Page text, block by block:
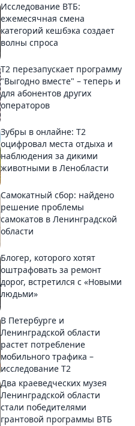
Исследование ВТБ:
ежемесячная смена
категорий кешбэка создает
волны спроса
Т2 перезапускает программу
"Выгодно вместе" – теперь и
для абонентов других
операторов
Зубры в онлайне: Т2
оцифровал места отдыха и
наблюдения за дикими
животными в Ленобласти
Самокатный сбор: найдено
решение проблемы
самокатов в Ленинградской
области
Блогер, которого хотят
оштрафовать за ремонт
дорог, встретился с «Новыми
людьми»
В Петербурге и
Ленинградской области
растет потребление
мобильного трафика –
исследование T2
Два краеведческих музея
Ленинградской области
стали победителями
грантовой программы ВТБ